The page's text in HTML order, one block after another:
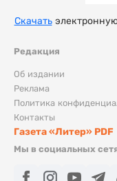
Редакция
Об издании
Реклама
Политика
Контакты
Газета «Литер» PDF
Мы в социальных
Скачать